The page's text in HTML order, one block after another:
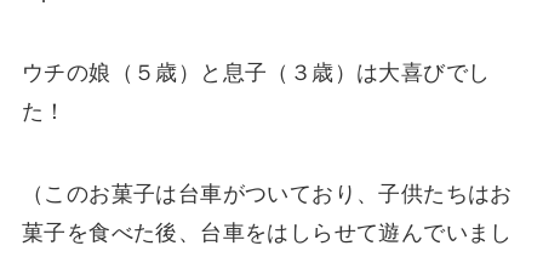
ウチの娘（５歳）と息子（３歳）は大喜びでし
た！
（このお菓子は台車がついており、子供たちはお
菓子を食べた後、台車をはしらせて遊んでいまし